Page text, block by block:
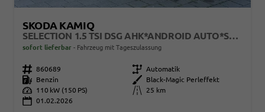
SKODA KAMIQ
SELECTION 1.5 TSI DSG AHK*ANDROID AUTO*SHZ*KAMERA*KEYLESS*2Z KLIMAAUTO*
sofort lieferbar Fahrzeug mit Tageszulassung
Fahrzeugnr. 860689 Getriebe Automatik
Kraftstoff
Benzin Außenfarbe
Black-Magic Perleffekt
Leistung
110 kW (150 PS) Kilometerstand
25 km
01.02.2026